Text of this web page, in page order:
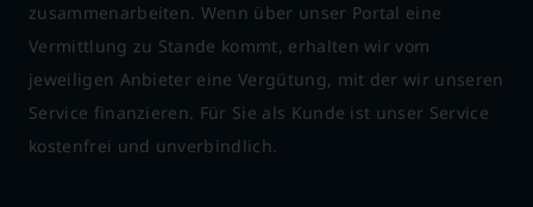
zusammenarbeiten. Wenn über unser Portal eine
Vermittlung zu Stande kommt, erhalten wir vom
jeweiligen Anbieter eine Vergütung, mit der wir unseren
Service finanzieren. Für Sie als Kunde ist unser Service
kostenfrei und unverbindlich.